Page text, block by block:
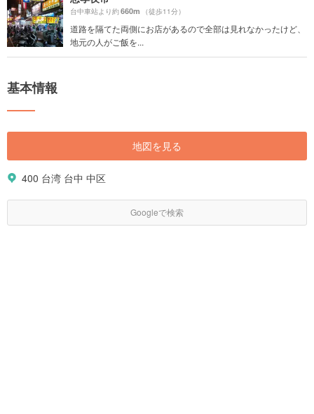
台中車站より約660m （徒歩11分）
道路を隔てた両側にお店があるので全部は見れなかったけど、
地元の人がご飯を...
基本情報
地図を見る
400 台湾 台中 中区
Googleで検索